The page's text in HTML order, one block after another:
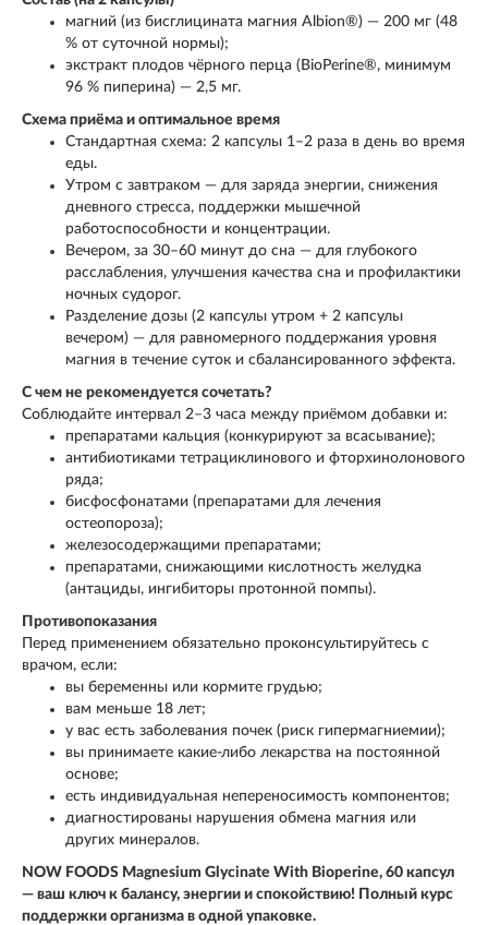
магний (из бисглицината магния Albion®) — 200 мг (48
% от суточной нормы);
экстракт плодов чёрного перца (BioPerine®, минимум
96 % пиперина) — 2,5 мг.
Схема приёма и оптимальное время
Стандартная схема: 2 капсулы 1–2 раза в день во время
еды.
Утром с завтраком — для заряда энергии, снижения
дневного стресса, поддержки мышечной
работоспособности и концентрации.
Вечером, за 30–60 минут до сна — для глубокого
расслабления, улучшения качества сна и профилактики
ночных судорог.
Разделение дозы (2 капсулы утром + 2 капсулы
вечером) — для равномерного поддержания уровня
магния в течение суток и сбалансированного эффекта.
С чем не рекомендуется сочетать?
Соблюдайте интервал 2–3 часа между приёмом добавки и:
препаратами кальция (конкурируют за всасывание);
антибиотиками тетрациклинового и фторхинолонового
ряда;
бисфосфонатами (препаратами для лечения
остеопороза);
железосодержащими препаратами;
препаратами, снижающими кислотность желудка
(антациды, ингибиторы протонной помпы).
Противопоказания
Перед применением обязательно проконсультируйтесь с
врачом, если:
вы беременны или кормите грудью;
вам меньше 18 лет;
у вас есть заболевания почек (риск гипермагниемии);
вы принимаете какие‑либо лекарства на постоянной
основе;
есть индивидуальная непереносимость компонентов;
диагностированы нарушения обмена магния или
других минералов.
NOW FOODS Magnesium Glycinate With Bioperine, 60 капсул
— ваш ключ к балансу, энергии и спокойствию! Полный курс
поддержки организма в одной упаковке.